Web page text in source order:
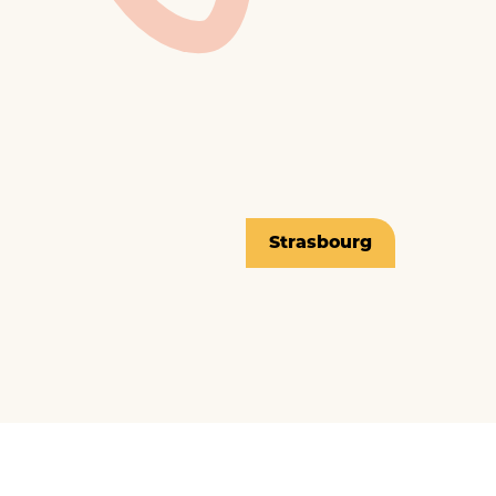
Strasbourg